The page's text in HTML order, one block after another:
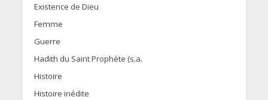
Existence de Dieu
Femme
Guerre
Hadith du Saint Prophète (s.a.
Histoire
Histoire inédite